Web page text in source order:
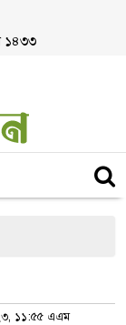
১৪৩৩
১১:৫৫ এএম